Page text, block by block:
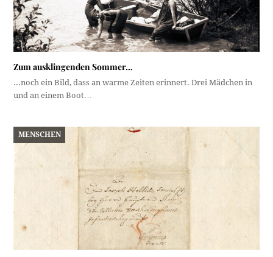
Zum ausklingenden Sommer…
...noch ein Bild, dass an warme Zeiten erinnert. Drei Mädchen in
und an einem Boot…
MENSCHEN